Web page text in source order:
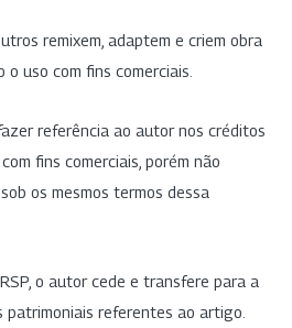
remixem, adaptem e criem obra
uso com fins comerciais.
referência ao autor nos créditos
fins comerciais, porém não
os mesmos termos dessa
o autor cede e transfere para a
patrimoniais referentes ao artigo.